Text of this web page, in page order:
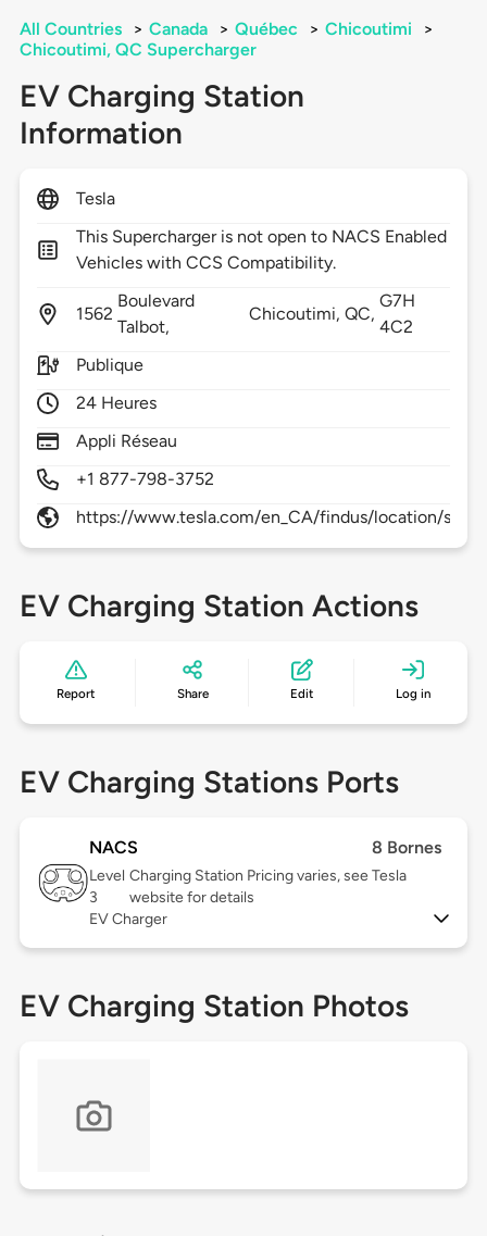
All Countries > Canada > Québec > Chicoutimi
>
Chicoutimi, QC Supercharger
EV Charging Station
Information
Tesla
This Supercharger is not open to NACS Enabled
Vehicles with CCS Compatibility.
1562
Boulevard
Talbot,
Chicoutimi,QC,
G7H
4C2
Publique
24 Heures
Appli Réseau
+1 877-798-3752
https://www.tesla.com/en_CA/findus/location/
EV Charging Station Actions
Report Share Edit Log in
EV Charging Stations Ports
NACS 8 Bornes
Level
3
Charging Station Pricing varies, see Tesla
website for details
EV Charger
EV Charging Station Photos